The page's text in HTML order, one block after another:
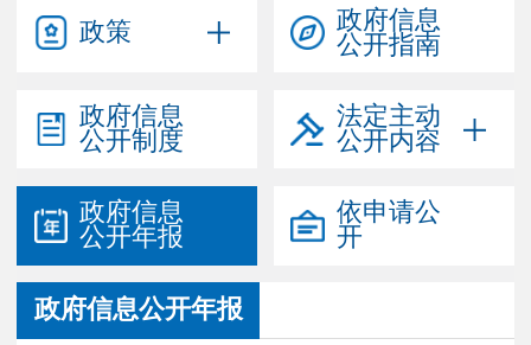
政策
政府信息
公开指南
政府信息
公开制度
法定主动
公开内容
政府信息
公开年报
依申请公
开
政府信息公开年报